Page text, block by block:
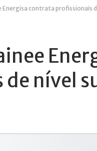
contrata profissionais
nível